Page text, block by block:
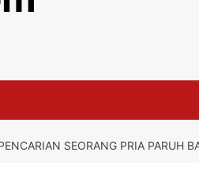
SEORANG PRIA PARUH